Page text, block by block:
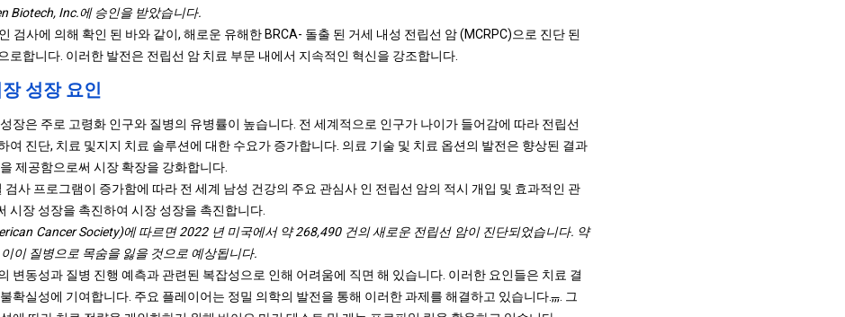
Biotech, Inc.에 승인을 받았습니다.
검사에 의해 확인 된 바와 같이, 해로운 유해한 BRCA- 돌출 된 거세 내성 전립선 암 (MCRPC)으로 진단 된
로합니다. 이러한 발전은 전립선 암 치료 부문 내에서 지속적인 혁신을 강조합니다.
성장 요인
장은 주로 고령화 인구와 질병의 유병률이 높습니다. 전 세계적으로 인구가 나이가 들어감에 따라 전립선
여 진단, 치료 및지지 치료 솔루션에 대한 수요가 증가합니다. 의료 기술 및 치료 옵션의 발전은 향상된 결과
제공함으로써 시장 확장을 강화합니다.
검사 프로그램이 증가함에 따라 전 세계 남성 건강의 주요 관심사 인 전립선 암의 적시 개입 및 효과적인 관
시장 성장을 촉진하여 시장 성장을 촉진합니다.
Cancer Society)에 따르면 2022 년 미국에서 약 268,490 건의 새로운 전립선 암이 진단되었습니다. 약
이 질병으로 목숨을 잃을 것으로 예상됩니다.
변동성과 질병 진행 예측과 관련된 복잡성으로 인해 어려움에 직면 해 있습니다. 이러한 요인들은 치료 결
확실성에 기여합니다. 주요 플레이어는 정밀 의학의 발전을 통해 이러한 과제를 해결하고 있습니다.,,,. 그